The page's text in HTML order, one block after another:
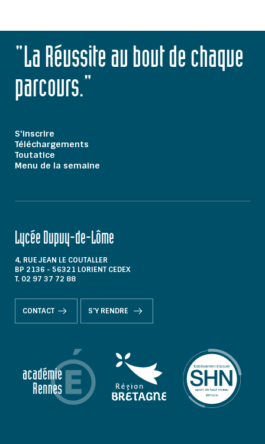
"La Réussite au bout de chaque
parcours."
S'inscrire
Téléchargements
Toutatice
Menu de la semaine
Lycée Dupuy-de-Lôme
4, RUE JEAN LE COUTALLER
BP 2136 - 56321 LORIENT CEDEX
T. 02 97 37 72 88
CONTACT S'Y RENDRE